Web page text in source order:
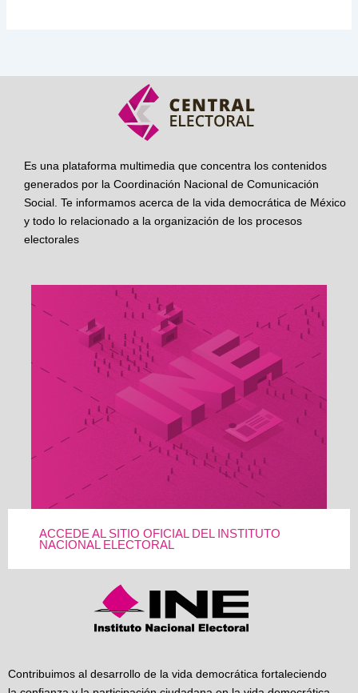
Es una plataforma multimedia que concentra los contenidos
generados por la Coordinación Nacional de Comunicación
Social. Te informamos acerca de la vida democrática de México
y todo lo relacionado a la organización de los procesos
electorales
ACCEDE AL SITIO OFICIAL DEL INSTITUTO
NACIONAL ELECTORAL
Contribuimos al desarrollo de la vida democrática fortaleciendo